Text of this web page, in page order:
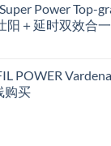
Power Top-
阳＋延时双效合
POWER
购买